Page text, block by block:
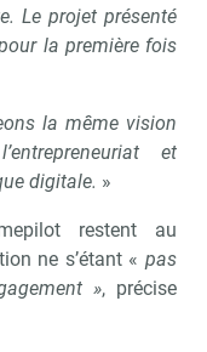
Le projet présenté
la première fois
la même vision
et
digitale. »
restent au
ne s’étant « pas
», précise